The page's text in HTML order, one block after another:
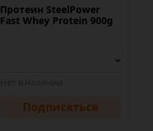
Протеин SteelPower
Fast Whey Protein 900g
Подписаться